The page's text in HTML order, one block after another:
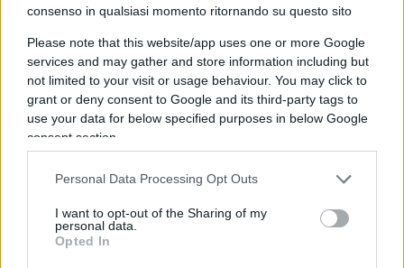
consenso in qualsiasi momento ritornando su questo sito
Please note that this website/app uses one or more Google
services and may gather and store information including but
not limited to your visit or usage behaviour. You may click to
grant or deny consent to Google and its third-party tags to
use your data for below specified purposes in below Google
consent section.
Personal Data Processing Opt Outs
I want to opt-out of the Sharing of my
personal data.
Opted In
Come dire: se sono mentalmente disturbati
lasciateli sfogare che guariscono. Siamo al raschio
del barile logico e politico nel consueto
linguaggio fuffada Non una di meno, il
dadaismo ludico che maschera una tragica
mancanza di prospettive, di concretezza.
Saremmo anche, stando così le cose, alla pietra
tombale della sinistra onirica e velleitaria non
fosse che la sinistra psichiatrica rilegge i suoi testi
sacri adattandoli ai tempi. Il mondo, non i falliti e i